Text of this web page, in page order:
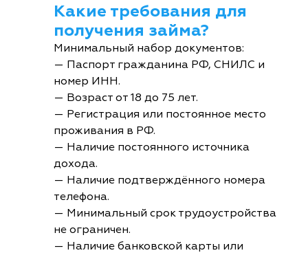
Какие требования для
получения займа?
Минимальный набор документов:
— Паспорт гражданина РФ, СНИЛС и
номер ИНН.
— Возраст от 18 до 75 лет.
— Регистрация или постоянное место
проживания в РФ.
— Наличие постоянного источника
дохода.
— Наличие подтверждённого номера
телефона.
— Минимальный срок трудоустройства
не ограничен.
— Наличие банковской карты или